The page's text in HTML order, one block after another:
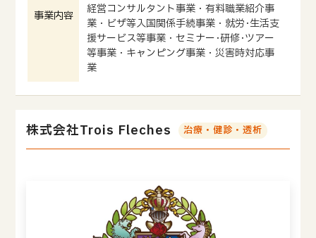
事業内容
経営コンサルタント事業・有料職業紹介事
業・ビザ等入国関係手続事業・就労･生活支
援サービス等事業・セミナー･研修･ツアー
等事業・キャンピング事業・災害時対応事
業
株式会社Trois Fleches 治療・健診・透析